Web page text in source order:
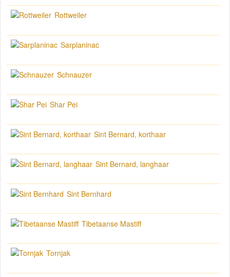
Rottweiler
Sarplaninac
Schnauzer
Shar Pei
Sint Bernard, korthaar
Sint Bernard, langhaar
Sint Bernhard
Tibetaanse Mastiff
Tornjak